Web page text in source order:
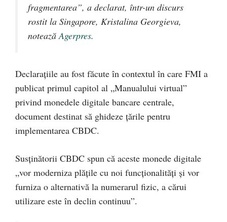
fragmentarea”, a declarat, într-un discurs
rostit la Singapore, Kristalina Georgieva,
noteazăAgerpres.
Declaraţiile au fost făcute în contextul în care FMI a
publicat primul capitol al „Manualului virtual”
privind monedele digitale bancare centrale,
document destinat să ghideze țările pentru
implementarea CBDC.
Susținătorii CBDC spun că aceste monede digitale
„vor moderniza plăţile cu noi funcţionalităţi şi vor
furniza o alternativă la numerarul fizic, a cărui
utilizare este în declin continuu”.